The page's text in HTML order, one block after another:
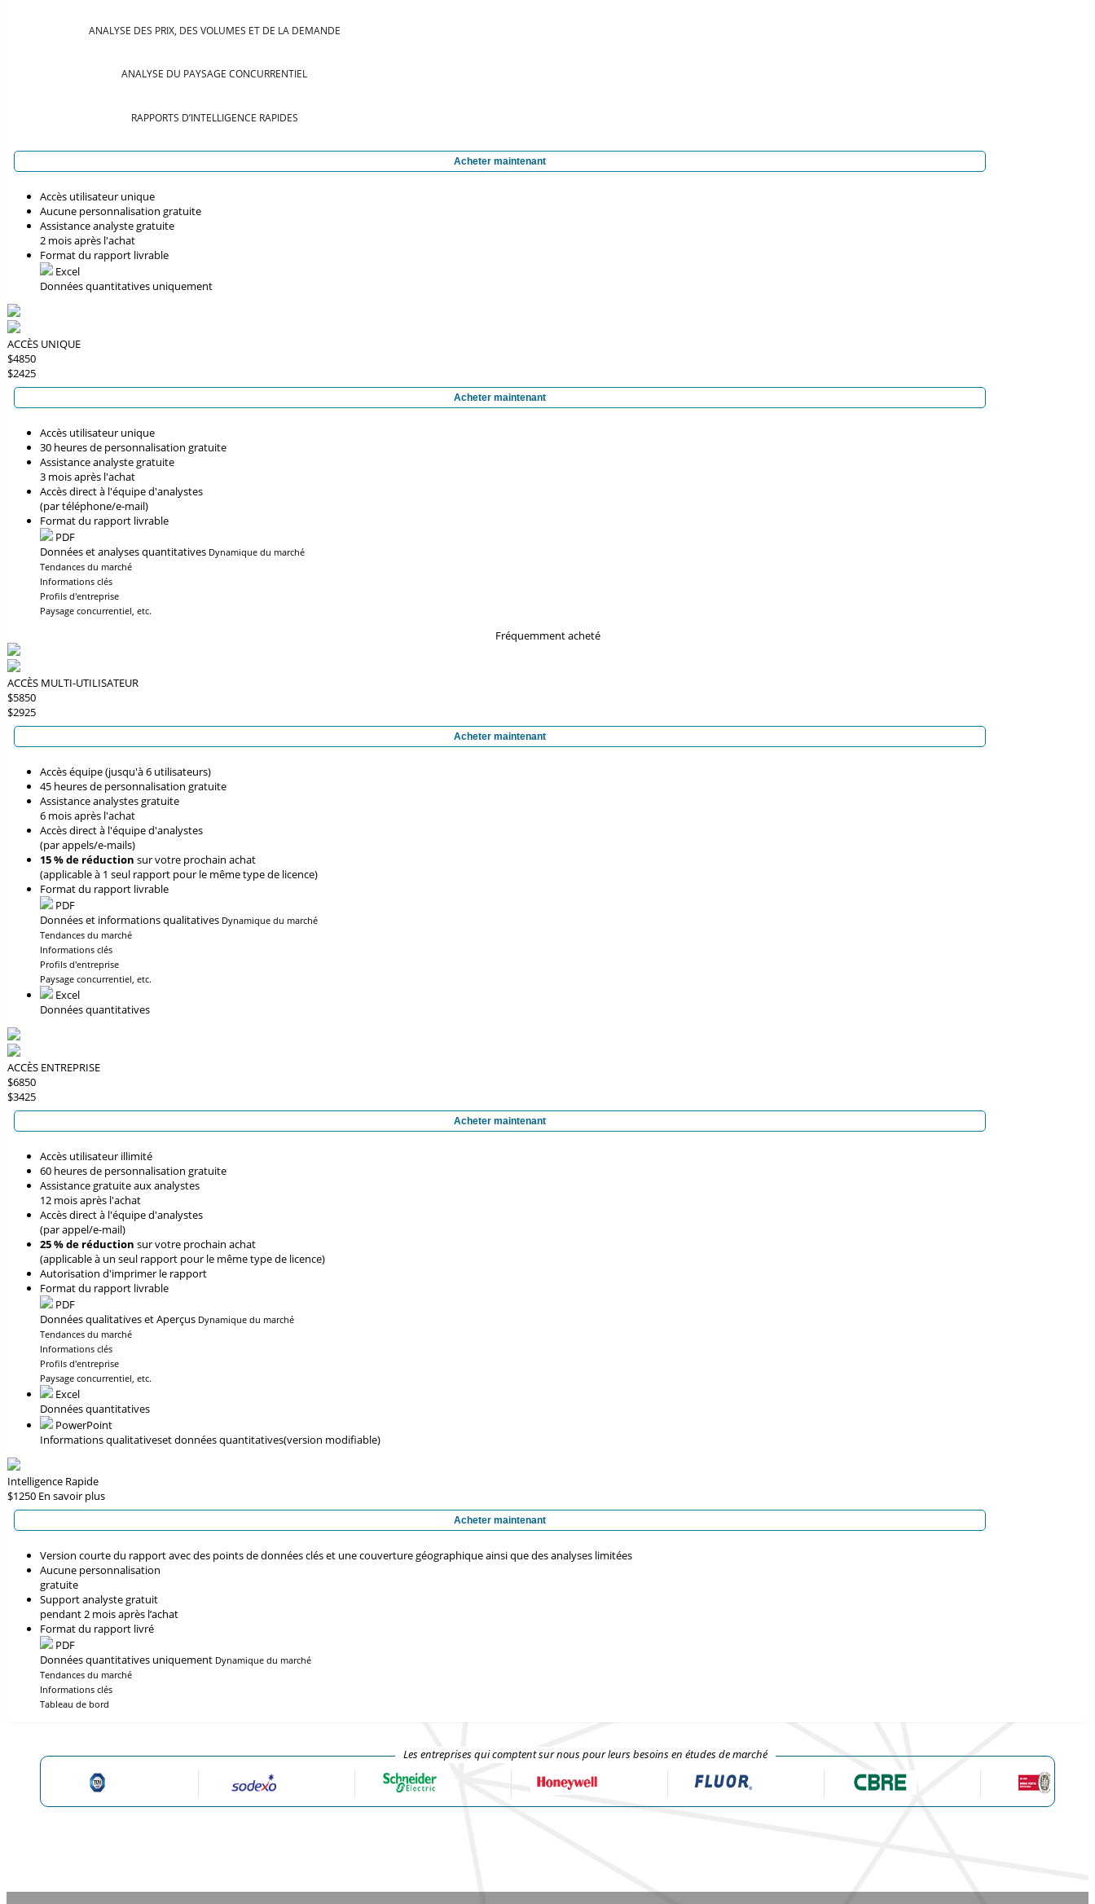
ANALYSE DES PRIX, DES VOLUMES ET DE LA DEMANDE
ANALYSE DU PAYSAGE CONCURRENTIEL
RAPPORTS D’INTELLIGENCE RAPIDES
Acheter maintenant
Accès utilisateur unique
Aucune personnalisation gratuite
Assistance analyste gratuite
2 mois après l'achat
Format du rapport livrable
Excel
Données quantitatives uniquement
ACCÈS UNIQUE
$4850
$2425
Acheter maintenant
Accès utilisateur unique
30 heures de personnalisation gratuite
Assistance analyste gratuite
3 mois après l'achat
Accès direct à l'équipe d'analystes
(par téléphone/e-mail)
Format du rapport livrable
PDF
Données et analyses quantitatives Dynamique du marché
Tendances du marché
Informations clés
Profils d'entreprise
Paysage concurrentiel, etc.
Fréquemment acheté
ACCÈS MULTI-UTILISATEUR
$5850
$2925
Acheter maintenant
Accès équipe (jusqu'à 6 utilisateurs)
45 heures de personnalisation gratuite
Assistance analystes gratuite
6 mois après l'achat
Accès direct à l'équipe d'analystes
(par appels/e-mails)
15 % de réduction sur votre prochain achat
(applicable à 1 seul rapport pour le même type de licence)
Format du rapport livrable
PDF
Données et informations qualitatives Dynamique du marché
Tendances du marché
Informations clés
Profils d'entreprise
Paysage concurrentiel, etc.
Excel
Données quantitatives
ACCÈS ENTREPRISE
$6850
$3425
Acheter maintenant
Accès utilisateur illimité
60 heures de personnalisation gratuite
Assistance gratuite aux analystes
12 mois après l'achat
Accès direct à l'équipe d'analystes
(par appel/e-mail)
25 % de réduction sur votre prochain achat
(applicable à un seul rapport pour le même type de licence)
Autorisation d'imprimer le rapport
Format du rapport livrable
PDF
Données qualitatives et Aperçus Dynamique du marché
Tendances du marché
Informations clés
Profils d'entreprise
Paysage concurrentiel, etc.
Excel
Données quantitatives
PowerPoint
Informations qualitativeset données quantitatives(version modifiable)
Intelligence Rapide
$1250 En savoir plus
Acheter maintenant
Version courte du rapport avec des points de données clés et une couverture géographique ainsi que des analyses limitées
Aucune personnalisation
gratuite
Support analyste gratuit
pendant 2 mois après l’achat
Format du rapport livré
PDF
Données quantitatives uniquement Dynamique du marché
Tendances du marché
Informations clés
Tableau de bord
Les entreprises qui comptent sur nous pour leurs besoins en études de marché